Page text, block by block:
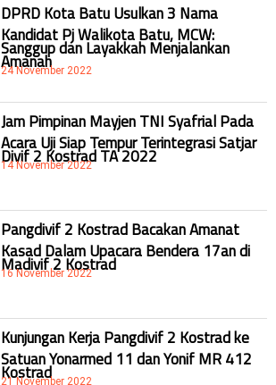
DPRD Kota Batu Usulkan 3 Nama
Kandidat Pj Walikota Batu, MCW:
Sanggup dan Layakkah Menjalankan
Amanah
24 November 2022
Jam Pimpinan Mayjen TNI Syafrial Pada
Acara Uji Siap Tempur Terintegrasi Satjar
Divif 2 Kostrad TA 2022
14 November 2022
Pangdivif 2 Kostrad Bacakan Amanat
Kasad Dalam Upacara Bendera 17an di
Madivif 2 Kostrad
16 November 2022
Kunjungan Kerja Pangdivif 2 Kostrad ke
Satuan Yonarmed 11 dan Yonif MR 412
Kostrad
21 November 2022